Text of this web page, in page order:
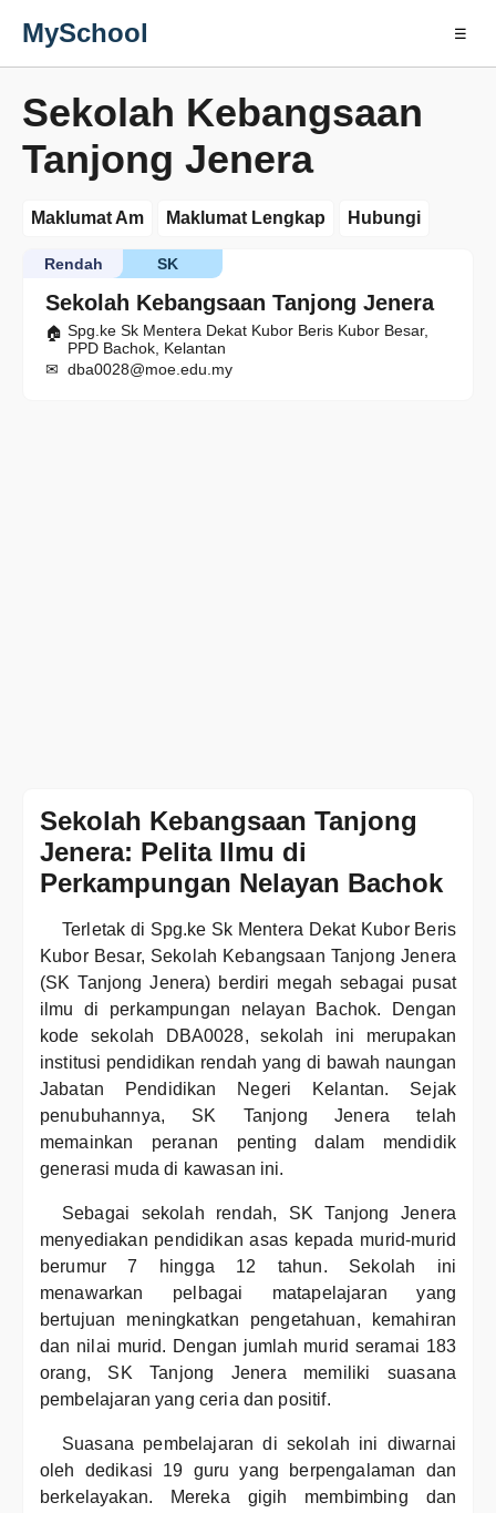
MySchool ☰
Sekolah Kebangsaan
Tanjong Jenera
Maklumat Am Maklumat Lengkap Hubungi
Sekolah Kebangsaan Tanjong Jenera
SK
Rendah
Spg.ke Sk Mentera Dekat Kubor Beris Kubor Besar,
PPD Bachok, Kelantan
dba0028@moe.edu.my
Sekolah Kebangsaan Tanjong
Jenera: Pelita Ilmu di
Perkampungan Nelayan Bachok
Terletak di Spg.ke Sk Mentera Dekat Kubor Beris
Kubor Besar, Sekolah Kebangsaan Tanjong Jenera
(SK Tanjong Jenera) berdiri megah sebagai pusat
ilmu di perkampungan nelayan Bachok. Dengan
kode sekolah DBA0028, sekolah ini merupakan
institusi pendidikan rendah yang di bawah naungan
Jabatan Pendidikan Negeri Kelantan. Sejak
penubuhannya, SK Tanjong Jenera telah
memainkan peranan penting dalam mendidik
generasi muda di kawasan ini.
Sebagai sekolah rendah, SK Tanjong Jenera
menyediakan pendidikan asas kepada murid-murid
berumur 7 hingga 12 tahun. Sekolah ini
menawarkan pelbagai matapelajaran yang
bertujuan meningkatkan pengetahuan, kemahiran
dan nilai murid. Dengan jumlah murid seramai 183
orang, SK Tanjong Jenera memiliki suasana
pembelajaran yang ceria dan positif.
Suasana pembelajaran di sekolah ini diwarnai
oleh dedikasi 19 guru yang berpengalaman dan
berkelayakan. Mereka gigih membimbing dan